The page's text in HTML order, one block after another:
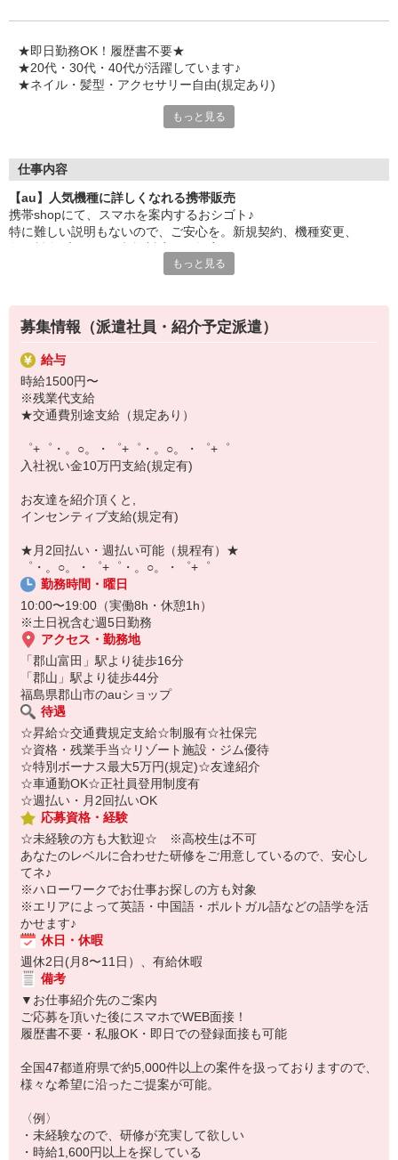
゜・。○。・゜+゜・。○。・゜+゜
★即日勤務OK！履歴書不要★
★20代・30代・40代が活躍しています♪
★ネイル・髪型・アクセサリー自由(規定あり)
シエロのスタッフは9割が未経験スタート。
ずっと先まで役に立ちます！
丁寧な研修もあるので、
みなさんから働きやすいと好評です♪
最新アプリ事情やお得なプラン、
スマホの裏ワザを学べるチャンス♪
￣￣￣￣￣￣￣￣￣￣￣
▼オフィスワーク
事務、経理、データ入力、コールセンター、受付
▼工場・製造・軽作業系
機械/食品製造・梱包・仕分け・加工・組立・検査
▼美容系
眉毛サロンのアイブロウ・ネイリスト・エステ
▼営業・販売
法人営業・アパレル販売・個別指導塾・人材紹介
▼人気案件も多数♪
短期・期間限定・オープニング・官公庁案件
上場/優良/大手企業など
【スマホ面接実施中】
￣￣￣￣￣￣￣￣￣
自宅に居ながらスマホでカンタン面接OK！
オンライン面談なのでスピード対応。
もっと見る
仕事内容
【au】人気機種に詳しくなれる携帯販売
携帯shopにて、スマホを案内するおシゴト♪
特に難しい説明もないので、ご安心を。新規契約、機種変更、
満足度◎
■携帯やインターネット販売業務
docomo(ドコモ)/au(エーユー)・KDDI/softbank(ソフトバンク)など
の大手キャリアから
ワイモバイル(Y!mobille)、楽天モバイル、UQなど格安スマホまで幅
広く紹介可能♪
もっと見る
募集情報（派遣社員・紹介予定派遣）
給与
時給1500円〜
※残業代支給
★交通費別途支給（規定あり）
゜+゜・。○。・゜+゜・。○。・゜+゜
入社祝い金10万円支給(規定有)
お友達を紹介頂くと,
インセンティブ支給(規定有)
★月2回払い・週払い可能（規程有）★
゜・。○。・゜+゜・。○。・゜+゜
勤務時間・曜日
10:00〜19:00（実働8h・休憩1h）
※土日祝含む週5日勤務
アクセス・勤務地
「郡山富田」駅より徒歩16分
「郡山」駅より徒歩44分
福島県郡山市のauショップ
待遇
☆昇給☆交通費規定支給☆制服有☆社保完
☆資格・残業手当☆リゾート施設・ジム優待
☆特別ボーナス最大5万円(規定)☆友達紹介
☆車通勤OK☆正社員登用制度有
☆週払い・月2回払いOK
応募資格・経験
☆未経験の方も大歓迎☆ ※高校生は不可
あなたのレベルに合わせた研修をご用意しているので、安心し
てネ♪
※ハローワークでお仕事お探しの方も対象
※エリアによって英語・中国語・ポルトガル語などの語学を活
かせます♪
休日・休暇
週休2日(月8〜11日）、有給休暇
備考
▼お仕事紹介先のご案内
ご応募を頂いた後にスマホでWEB面接！
履歴書不要・私服OK・即日での登録面接も可能
全国47都道府県で約5,000件以上の案件を扱っておりますので、
様々な希望に沿ったご提案が可能。
〈例〉
・未経験なので、研修が充実して欲しい
・時給1,600円以上を探している